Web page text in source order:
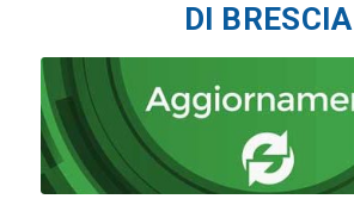
DI BRESCIA